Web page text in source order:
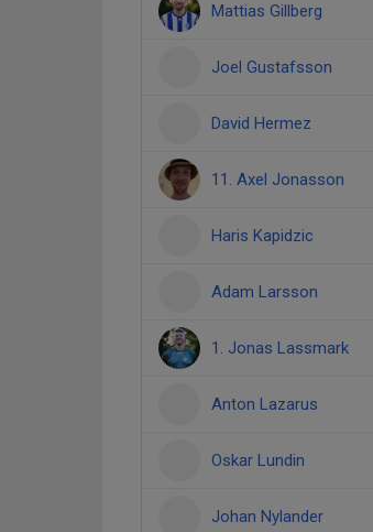
Mattias Gillberg
Joel Gustafsson
David Hermez
11. Axel Jonasson
Haris Kapidzic
Adam Larsson
1. Jonas Lassmark
Anton Lazarus
Oskar Lundin
Johan Nylander